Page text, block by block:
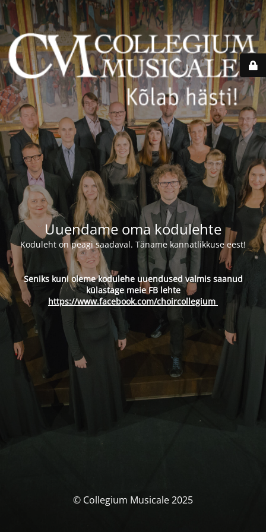
Uuendame oma kodulehte
Koduleht on peagi saadaval. Täname kannatlikkuse eest!
Seniks kuni oleme kodulehe uuendused valmis saanud
külastage meie FB lehte
https://www.facebook.com/choircollegium
© Collegium Musicale 2025